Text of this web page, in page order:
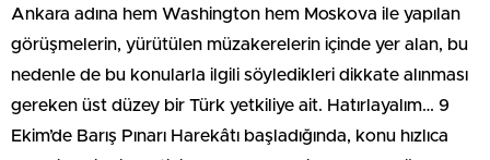
Ankara adına hem Washington hem Moskova ile yapılan
görüşmelerin, yürütülen müzakerelerin içinde yer alan, bu
nedenle de bu konularla ilgili söyledikleri dikkate alınması
gereken üst düzey bir Türk yetkiliye ait. Hatırlayalım… 9
Ekim’de Barış Pınarı Harekâtı başladığında, konu hızlıca